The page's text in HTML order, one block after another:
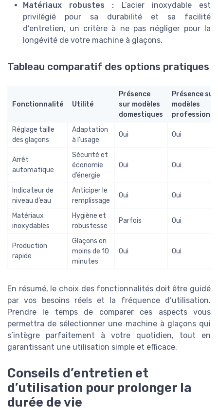
Matériaux robustes : L’acier inoxydable est
privilégié pour sa durabilité et sa facilité
d’entretien, un critère à ne pas négliger pour la
longévité de votre machine à glaçons.
Tableau comparatif des options pratiques
Fonctionnalité Utilité
Présence
sur modèles
domestiques
Présence sur
modèles
Réglage taille
des glaçons
Adaptation
à l’usage
Oui Oui
Arrêt
automatique
Sécurité et
économie
d’énergie
Oui Oui
Indicateur de
niveau d’eau
Anticiper le
remplissage
Oui Oui
Matériaux
inoxydables
Hygiène et
robustesse
Parfois Oui
Production
rapide
Glaçons en
moins de 10
minutes
Oui Oui
En résumé, le choix des fonctionnalités doit être guidé
par vos besoins réels et la fréquence d’utilisation.
Prendre le temps de comparer ces aspects vous
permettra de sélectionner une machine à glaçons qui
s’intègre parfaitement à votre quotidien, tout en
garantissant une utilisation simple et efficace.
Conseils d’entretien et
d’utilisation pour prolonger la
durée de vie